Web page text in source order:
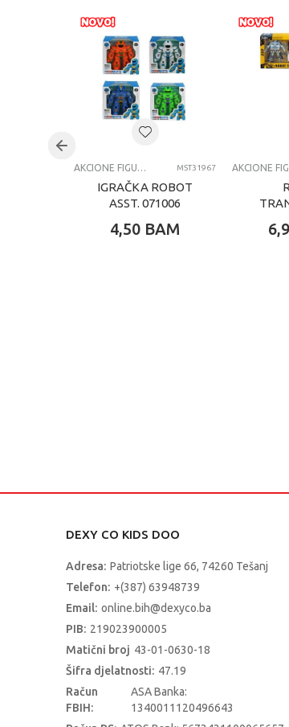
AKCIONE FIGURE I SETOVI MST31967
IGRAČKA ROBOT
ASST. 071006
4,50 BAM
DEXY CO KIDS DOO
Adresa: Patriotske lige 66, 74260 Tešanj
Telefon: +(387) 63948739
Email: online.bih@dexyco.ba
PIB: 219023900005
Matični broj 43-01-0630-18
Šifra djelatnosti: 47.19
Račun
FBIH:
ASA Banka:
1340011120496643